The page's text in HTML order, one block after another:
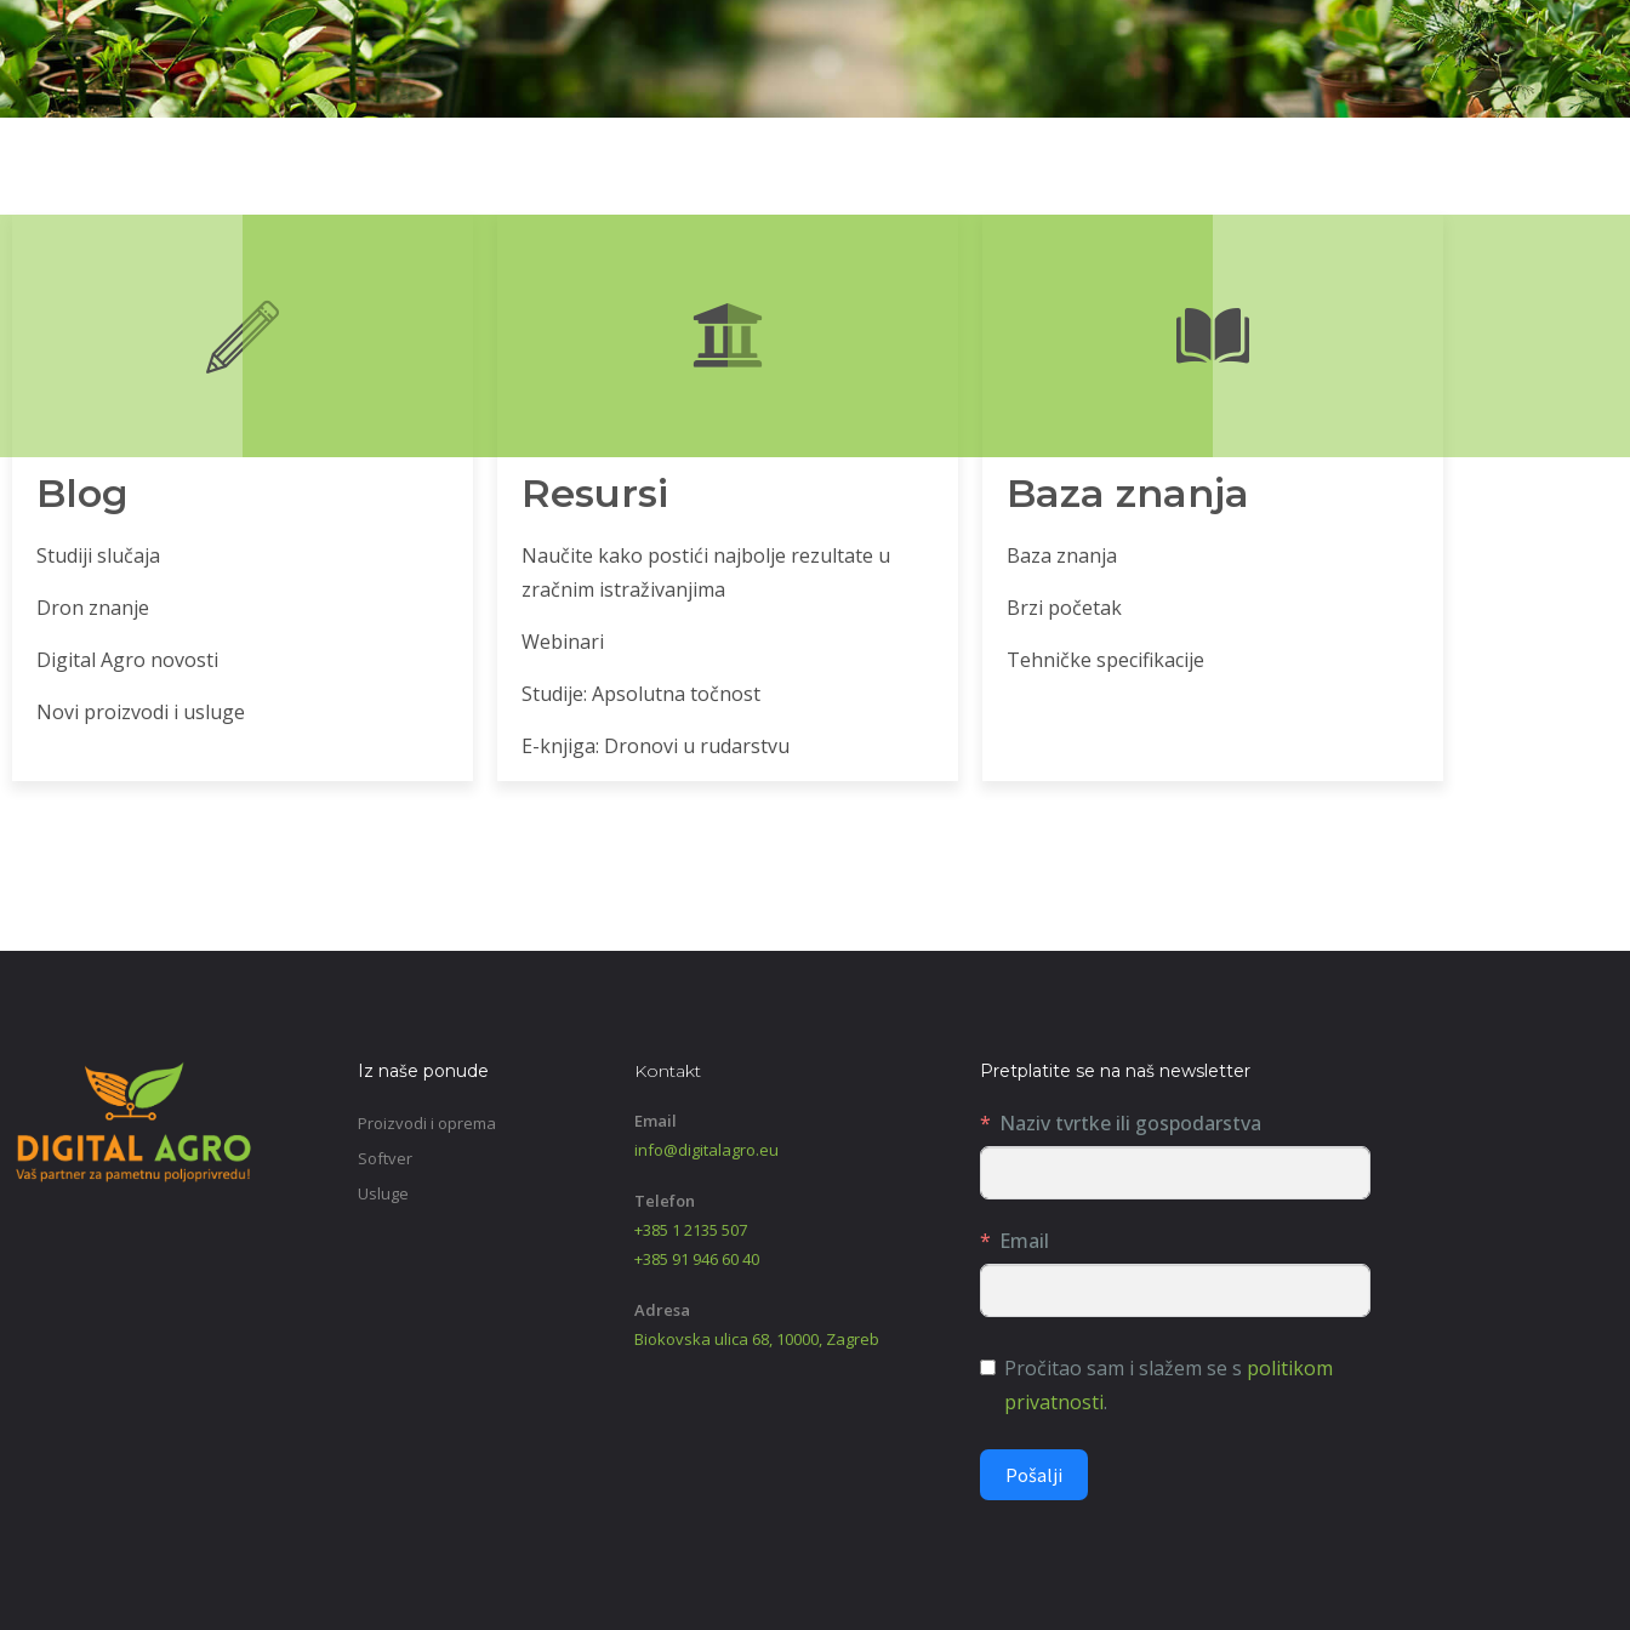
Blog
Studiji slučaja
Dron znanje
Digital Agro novosti
Novi proizvodi i usluge
Resursi
Naučite kako postići najbolje rezultate u
zračnim istraživanjima
Webinari
Studije: Apsolutna točnost
E-knjiga: Dronovi u rudarstvu
Baza znanja
Baza znanja
Brzi početak
Tehničke specifikacije
Iz naše ponude
Proizvodi i oprema
Softver
Usluge
Kontakt
Email
info@digitalagro.eu
Telefon
+385 1 2135 507
+385 91 946 60 40
Adresa
Biokovska ulica 68, 10000, Zagreb
Pretplatite se na naš newsletter
Naziv tvrtke ili gospodarstva
Email
Pročitao sam i slažem se s politikom
privatnosti.
Pošalji